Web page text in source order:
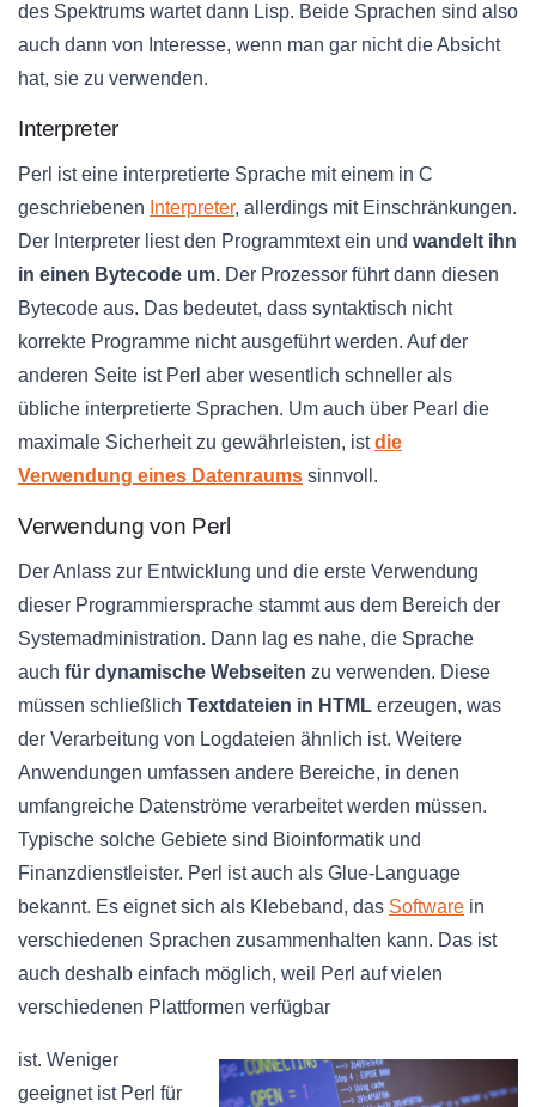
des Spektrums wartet dann Lisp. Beide Sprachen sind also
auch dann von Interesse, wenn man gar nicht die Absicht
hat, sie zu verwenden.
Interpreter
Perl ist eine interpretierte Sprache mit einem in C
geschriebenen Interpreter, allerdings mit Einschränkungen.
Der Interpreter liest den Programmtext ein und wandelt ihn
in einen Bytecode um. Der Prozessor führt dann diesen
Bytecode aus. Das bedeutet, dass syntaktisch nicht
korrekte Programme nicht ausgeführt werden. Auf der
anderen Seite ist Perl aber wesentlich schneller als
übliche interpretierte Sprachen. Um auch über Pearl die
maximale Sicherheit zu gewährleisten, istdie
Verwendung eines Datenraums sinnvoll.
Verwendung von Perl
Der Anlass zur Entwicklung und die erste Verwendung
dieser Programmiersprache stammt aus dem Bereich der
Systemadministration. Dann lag es nahe, die Sprache
auch für dynamische Webseiten zu verwenden. Diese
müssen schließlich Textdateien in HTML erzeugen, was
der Verarbeitung von Logdateien ähnlich ist. Weitere
Anwendungen umfassen andere Bereiche, in denen
umfangreiche Datenströme verarbeitet werden müssen.
Typische solche Gebiete sind Bioinformatik und
Finanzdienstleister. Perl ist auch als Glue-Language
bekannt. Es eignet sich als Klebeband, das Software in
verschiedenen Sprachen zusammenhalten kann. Das ist
auch deshalb einfach möglich, weil Perl auf vielen
verschiedenen Plattformen verfügbar
ist. Weniger
geeignet ist Perl für